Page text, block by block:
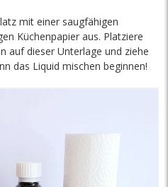
mit einer saugfähigen
Küchenpapier aus. Platziere
auf dieser Unterlage und ziehe
das Liquid mischen beginnen!